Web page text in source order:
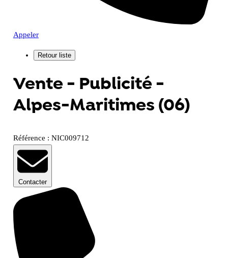
Appeler
Vente - Publicité -
Alpes-Maritimes (06)
Référence : NIC009712
Contacter